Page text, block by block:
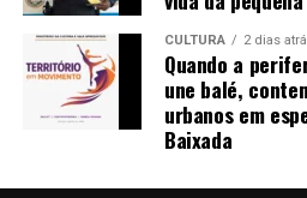
CULTURA 2 dias
Quando a
une balé,
urbanos em
Baixada